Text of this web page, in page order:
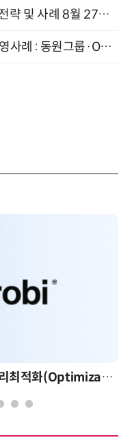
성과를 만드는 AI 에이전트 운영 전략 및 사례 8월 27일 개최
B2B에서 B2C까지, 현장 실제 운영사례 : 동원그룹·OCI·다이닝브랜즈그룹·당근 (8/27)
AI 시대의 의사결정을 바꾸는 수리최적화(Optimization): 실제 산업 적용 사례와 활용 전략